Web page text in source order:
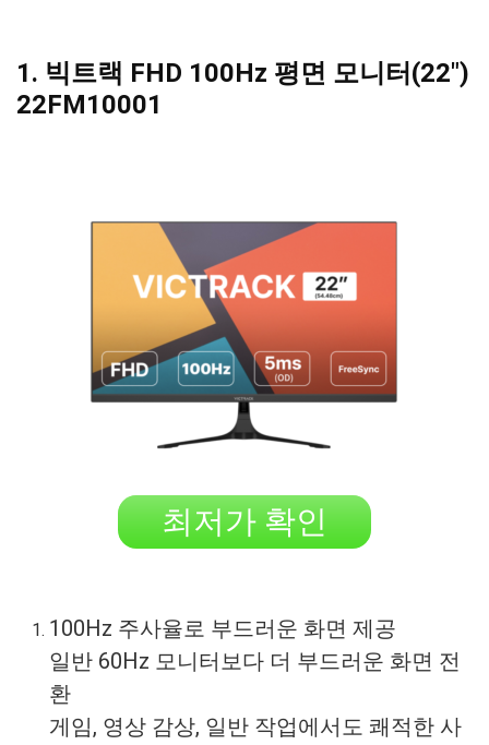
1. 빅트랙 FHD 100Hz 평면 모니터(22″)
22FM10001
최저가 확인
100Hz 주사율로 부드러운 화면 제공
일반 60Hz 모니터보다 더 부드러운 화면 전
환
게임, 영상 감상, 일반 작업에서도 쾌적한 사